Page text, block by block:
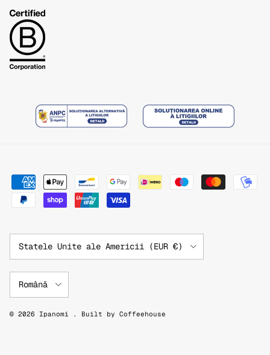
Țară/Regiune
Statele Unite ale Americii (EUR €)
Limbă
Română
© 2026 Ipanomi . Built by Coffeehouse